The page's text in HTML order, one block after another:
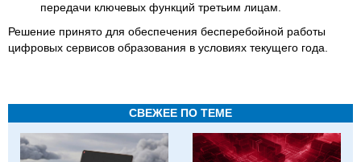
передачи ключевых функций третьим лицам.
Решение принято для обеспечения бесперебойной работы
цифровых сервисов образования в условиях текущего года.
СВЕЖЕЕ ПО ТЕМЕ